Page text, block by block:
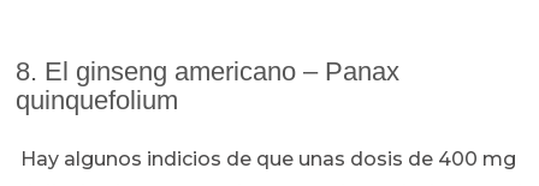
8. El ginseng americano – Panax
quinquefolium
Hay algunos indicios de que unas dosis de 400 mg